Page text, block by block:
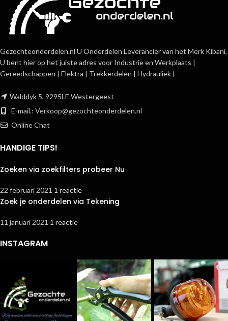
Gezochteonderdelen.nl U Onderdelen Leverancier van het Merk Kibani,
U bent hier op het juiste adres voor Industrie en Werkplaats |
Gereedschappen | Elektra | Trekkerdelen | Hydrauliek |
Walddyk 5, 9295LE Westergeest
E-mail.: Verkoop@gezochteonderdelen.nl
Online Chat
HANDIGE TIPS!
Zoeken via zoekfilters probeer Nu
22 februari 2021 1 reactie
Zoek je onderdelen via Tekening
11 januari 2021 1 reactie
INSTAGRAM